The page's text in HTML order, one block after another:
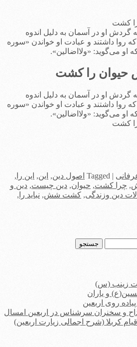
را کشت
گردش او در آسمان به دلیل اندوه
روا داشتند و عبادت او خواندن «سوره
او می‌گوید: «ولااضالین».
حیوان را کشت
گردش او در آسمان به دلیل اندوه
روا داشتند و عبادت او خواندن «سوره
او می‌گوید: «ولااضالین».
را کشت
|
Tagged اصول دین, این, این را ,
, چرا کشت, حیوان, دین چیست, دین و
دین وزندگی, کشت شش, نباید را ,
زینب (س)
و یاران
روی اربعین
کربلا (شرح اجمالی زیارت اربعین)